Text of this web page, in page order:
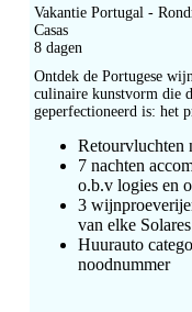
Vakantie Portugal -
Casas
8 dagen
Ontdek de Portugese
culinaire kunstvorm die
geperfectioneerd is: het
Retourvluchten
7 nachten
o.b.v logies en
3
van elke Solares
Huurauto
noodnummer